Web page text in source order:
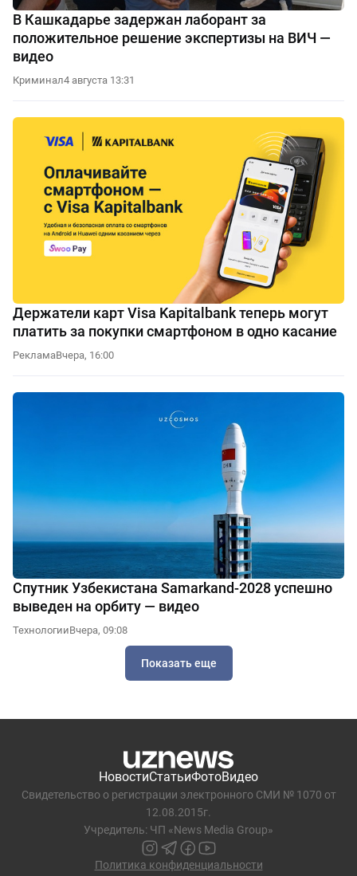
В Кашкадарье задержан лаборант за
положительное решение экспертизы на ВИЧ —
видео
Криминал4 августа 13:31
Держатели карт Visa Kapitalbank теперь могут
платить за покупки смартфоном в одно касание
РекламаВчера, 16:00
Спутник Узбекистана Samarkand-2028 успешно
выведен на орбиту — видео
ТехнологииВчера, 09:08
Показать еще
НовостиСтатьиФотоВидео
Свидетельство о регистрации электронного СМИ № 1070 от
12.08.2015г.
Учредитель: ЧП «News Media Group»
Политика конфиденциальности